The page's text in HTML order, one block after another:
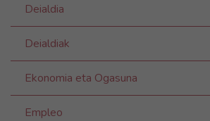
Deialdia
Deialdiak
Ekonomia eta Ogasuna
Empleo